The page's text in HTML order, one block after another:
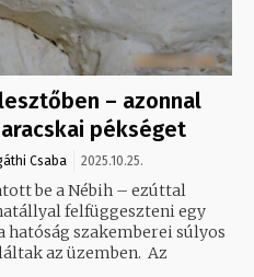
– azonnal
pékséget
Csaba 2025.10.25.
be a Nébih – ezúttal
felfüggeszteni egy
hatóság szakemberei súlyos
az üzemben. Az